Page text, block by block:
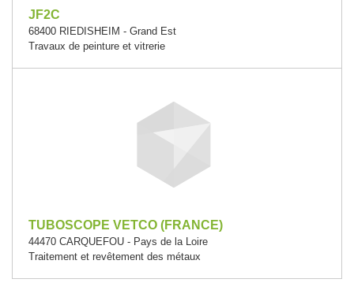
JF2C
68400 RIEDISHEIM - Grand Est
Travaux de peinture et vitrerie
TUBOSCOPE VETCO (FRANCE)
44470 CARQUEFOU - Pays de la Loire
Traitement et revêtement des métaux